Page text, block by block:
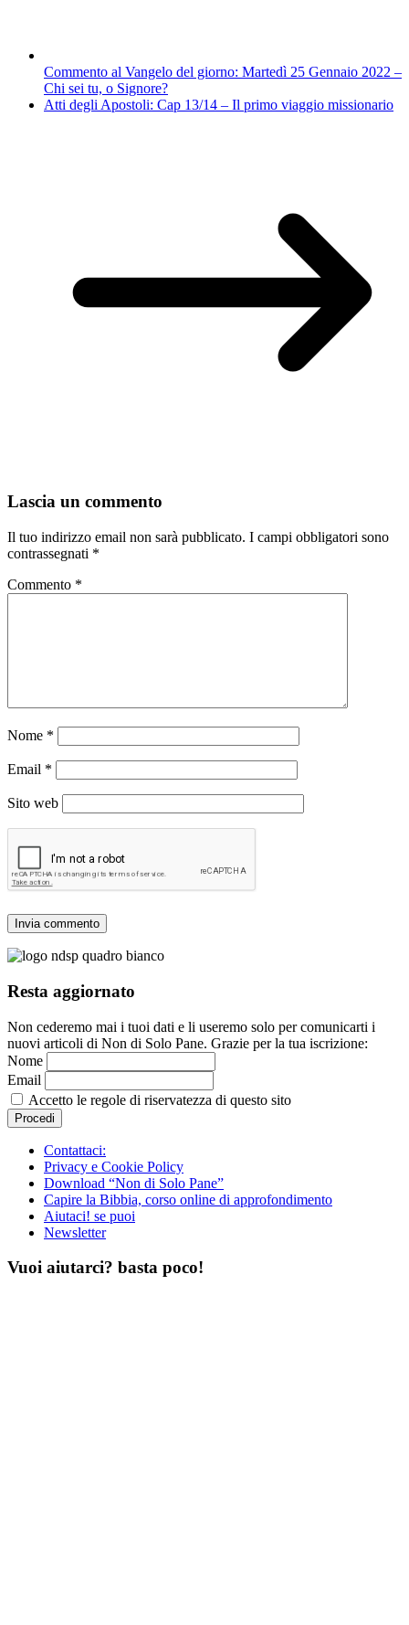
Commento al Vangelo del giorno: Martedì 25 Gennaio 2022 –
Chi sei tu, o Signore?
Atti degli Apostoli: Cap 13/14 – Il primo viaggio missionario
Lascia un commento
Il tuo indirizzo email non sarà pubblicato. I campi obbligatori sono
contrassegnati *
Commento *
Nome *
Email *
Sito web
Resta aggiornato
Non cederemo mai i tuoi dati e li useremo solo per comunicarti i
nuovi articoli di Non di Solo Pane. Grazie per la tua iscrizione:
Nome
Email
Accetto le regole di riservatezza di questo sito
Contattaci:
Privacy e Cookie Policy
Download “Non di Solo Pane”
Capire la Bibbia, corso online di approfondimento
Aiutaci! se puoi
Newsletter
Vuoi aiutarci? basta poco!